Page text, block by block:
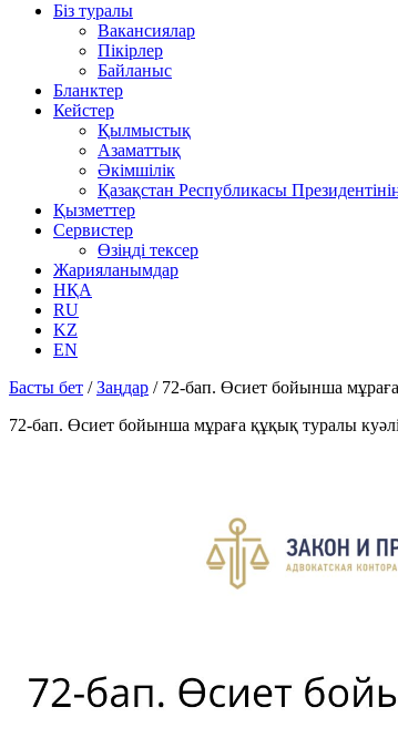
Біз туралы
Вакансиялар
Пікірлер
Байланыс
Бланктер
Кейстер
Қылмыстық
Азаматтық
Әкімшілік
Қазақстан Республикасы
Қызметтер
Сервистер
Өзіңді тексер
Жарияланымдар
НҚА
RU
KZ
EN
Басты бет /Заңдар / 72-бап. Өсиет бойынша
72-бап. Өсиет бойынша мұраға құқық туралы